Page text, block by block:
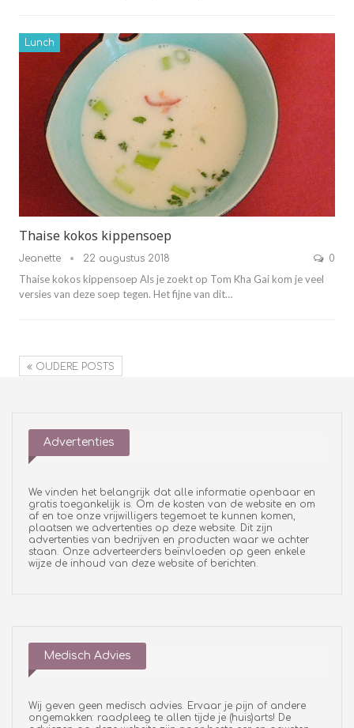
Lunch
Thaise kokos kippensoep
Jeanette 22 augustus 2018 0
Thaise kokos kippensoep Als je zoekt op Tom Kha Gai kom je veel
versies van deze soep tegen. Het fijne van dit…
OUDERE POSTS
Advertenties
We vinden het belangrijk dat alle informatie openbaar en
gratis toegankelijk is. Om de kosten van de website en om
af en toe onze vrijwilligers tegemoet te kunnen komen,
plaatsen we advertenties op deze website. Dit zijn
advertenties van bedrijven en producten waar we achter
staan. Onze adverteerders beïnvloeden op geen enkele
wijze de inhoud van deze website of berichten.
Medisch Advies
Wij geven geen medisch advies. Ervaar je pijn of andere
ongemakken: raadpleeg te allen tijde je (huis)arts! De